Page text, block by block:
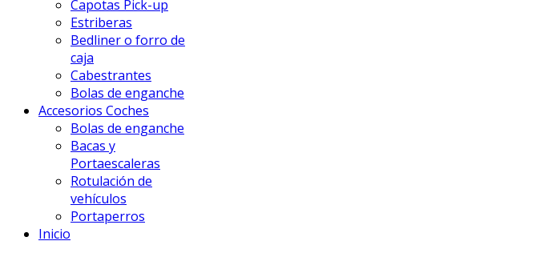
Capotas Pick-up
Estriberas
Bedliner o forro de
caja
Cabestrantes
Bolas de enganche
Accesorios Coches
Bolas de enganche
Bacas y
Portaescaleras
Rotulación de
vehículos
Portaperros
Inicio